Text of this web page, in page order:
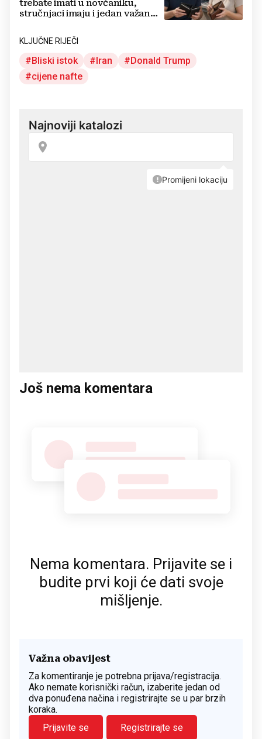
trebate imati u novčaniku,
stručnjaci imaju i jedan važan
KLJUČNE RIJEČI
Bliski istok Iran
Donald Trump
cijene nafte
Još nema komentara
Nema komentara. Prijavite se i
budite prvi koji će dati svoje
mišljenje.
Važna obavijest
Za komentiranje je potrebna prijava/registracija.
Ako nemate korisnički račun, izaberite jedan od
dva ponuđena načina i registrirajte se u par brzih
koraka.
Prijavite se
Registrirajte se